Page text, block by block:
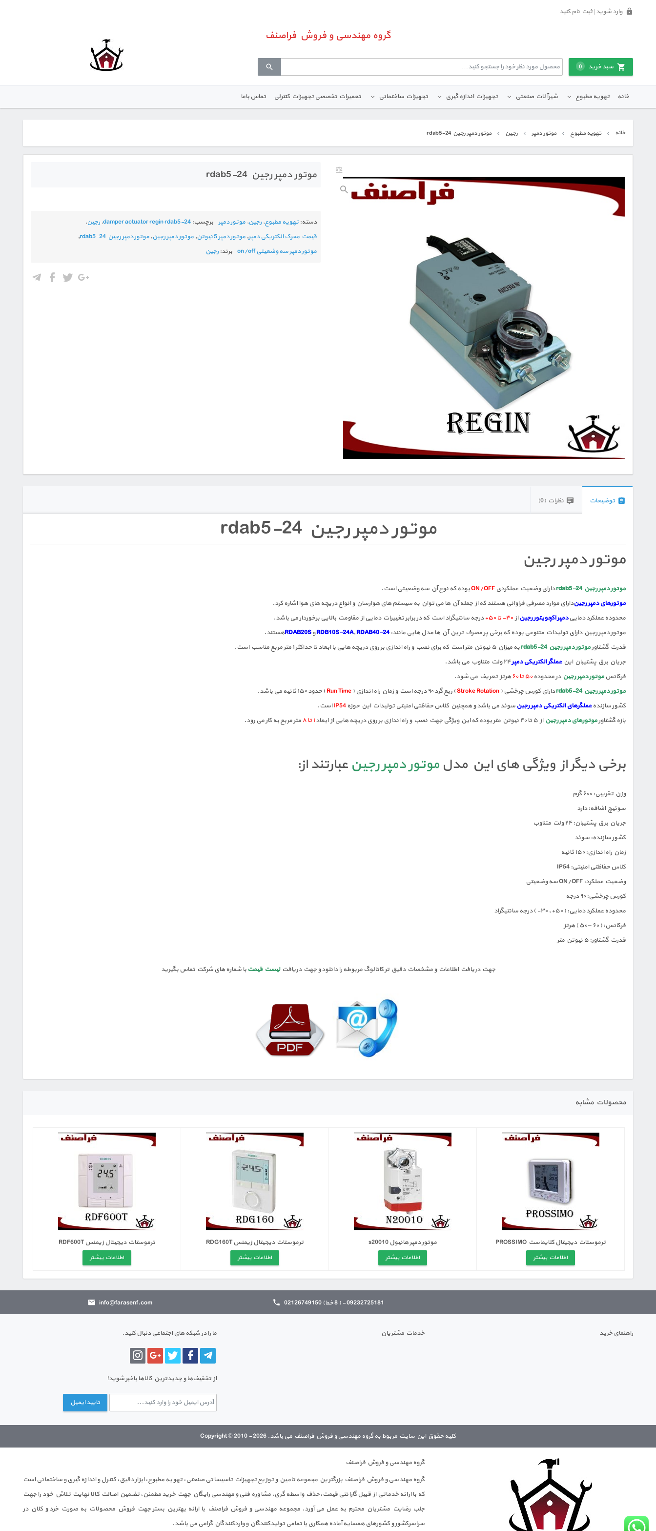
وارد شوید | ثبت نام کنید
گروه مهندسی و فروش فراصنف
سبد خرید 0
خانه تهویه مطبوع شیرآلات صنعتی تجهیزات اندازه گیری تجهیزات ساختمانی تعمیرات تخصصی تجهیزات کنترلی تماس باما
خانه تهویه مطبوع موتور دمپر رجین موتور دمپر رجین rdab5-24
موتور دمپر رجین rdab5-24
دسته: تهویه مطبوع, رجین, موتور دمپر برچسب: damper actuator regin rdab5-24
, رجین,
قیمت محرک الکتریکی دمپر, موتور دمپر 5 نیوتن , موتور دمپر رجین, موتور دمپر رجین rdab5-24
,
موتور دمپر سه وضعیتی on/off
برند: رجین
توضیحات نظرات (0)
موتور دمپر رجین rdab5-24
موتور دمپر رجین
موتور دمپر رجین rdab5-24 دارای وضعیت عملکردی ON/OFFبوده که نوع آن سه وضعیتی است.
موتورهای دمپر رجیندارای موارد مصرفی فراوانی هستند که از جمله آن ها می توان به سیستم های هوارسان و انواع دریچه های هوا اشاره کرد.
محدوده عملکرد دماییدمپر اکچویتور رجیناز۳۰- تا ۵۰+
درجه سانتیگراد است که در برابر تغییرات دمایی از مقاومت بالایی برخوردار می باشد.
موتور دمپر رجین دارای تولیدات متنوعی بوده که برخی پر مصرف ترین آن ها مدل هایی مانند:RDAB40-24
,
RDB10S-24AوRDAB20Sهستند.
قدرت گشتاورموتور دمپر رجین rdab5-24
به میزان ۵ نیوتن متر است که برای نصب و راه اندازی بر روی دریچه هایی با ابعاد تا حداکثر ۱ متر مربع مناسب است.
جریان برق پشتیبان اینعملگر الکتریکی دمپر۲۴ ولت متناوب می باشد.
فرکانسموتور دمپر رجین در محدوده ۵۰ تا ۶۰
هرتز تعریف می شود.
موتور دمپر رجین rdab5-24
دارای کورس چرخشی ( Stroke Rotation) ربع گرد ۹۰ درجه است و زمان راه اندازی ( Run Time) حدود ۱۵۰ ثانیه می باشد.
کشور سازندهعملگرهای الکتریکی دمپر رجین سوئد می باشد و همچنین کلاس حفاظتی امنیتی تولیدات این حوزه IP54است.
بازه گشتاورموتورهای دمپر رجین از ۵ تا ۴۰ نیوتن متر بوده که این ویژگی جهت نصب و راه اندازی بر روی دریچه هایی از ابعاد ۱ تا ۸ متر مربع به کار می رود.
برخی دیگر از ویژگی های این مدل موتور دمپر رجین عبارتند از:
وزن تقریبی: ۶۰۰ گرم
سوئیچ اضافه: دارد
جریان برق پشتیبان: ۲۴ ولت متناوب
کشور سازنده: سوئد
زمان راه اندازی: ۱۵۰ ثانیه
کلاس حفاظتی امنیتی: IP54
وضعیت عملکرد: ON/OFF سه وضعیتی
کورس چرخشی: ۹۰ درجه
محدوده عملکرد دمایی: ( ۵۰+ , ۳۰- ) درجه سانتیگراد
فرکانس: ( ۶۰ – ۵۰ ) هرتز
قدرت گشتاور: ۵ نیوتن متر
جهت دریافت اطلاعات و مشخصات دقیق تر کاتالوگ مربوطه را دانلود و جهت دریافت لیست قیمت با شماره های شرکت تماس بگیرید
محصولات مشابه
ترموستات دیجیتال کلایماست PROSSIMO
اطلاعات بیشتر
موتور دمپر هانیول s20010
اطلاعات بیشتر
ترموستات دیجیتال زیمنس RDG160T
اطلاعات بیشتر
ترموستات دیجیتال زیمنس RDF600T
اطلاعات بیشتر
09232725181 - ( 8 خط) 02126749150 info@farasenf.com
راهنمای خرید خدمات مشتریان ما را در شبکه های اجتماعی دنبال کنید.
از تخفیف‌ها و جدیدترین‌ کالاها باخبر شوید!
تایید ایمیل
کلیه حقوق این سایت مربوط به گروه مهندسی و فروش فراصنف می باشد. Copyright © 2010 - 2026
گروه مهندسی و فروش فراصنف
گروه مهندسی و فروش فراصنف بزرگترین مجموعه تامین و توزیع تجهیزات تاسیساتی صنعتی، تهویه مطبوع، ابزار دقیق، کنترل و اندازه گیری و ساختمانی است
که با ارائه خدماتی از قبیل گارانتی قیمت،حذف واسطه گری، مشاوره فنی و مهندسی رایگان جهت خرید مطمئن، تضمین اصالت کالا نهایت تلاش خود را جهت
جلب رضایت مشتریان محترم به عمل می آورد. مجموعه مهندسی و فروش فراصنف با ارائه بهترین بستر جهت فروش محصولات به صورت خرد و کلان در
سراسرکشور و کشورهای همسایه آماده همکاری با تمامی تولیدکنندگان و واردکنندگان گرامی می باشد.